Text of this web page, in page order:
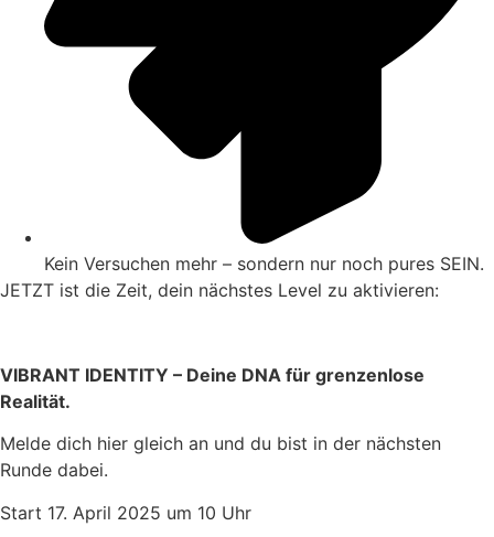
Kein Versuchen mehr – sondern nur noch pures SEIN.
JETZT ist die Zeit, dein nächstes Level zu aktivieren:
VIBRANT IDENTITY – Deine DNA für grenzenlose
Realität.
Melde dich hier gleich an und du bist in der nächsten
Runde dabei.
Start 17. April 2025 um 10 Uhr